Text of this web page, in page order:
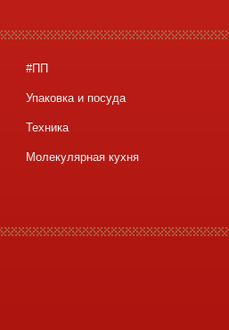
#ПП
Упаковка и посуда
Техника
Молекулярная кухня